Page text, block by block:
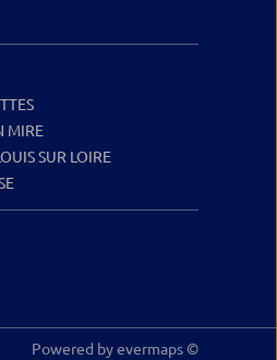
MIRE
SUR LOIRE
Powered byevermaps ©